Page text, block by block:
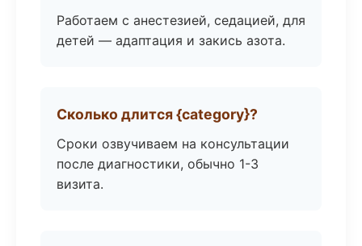
Работаем с анестезией, седацией, для
детей — адаптация и закись азота.
Сколько длится {category}?
Сроки озвучиваем на консультации
после диагностики, обычно 1-3
визита.